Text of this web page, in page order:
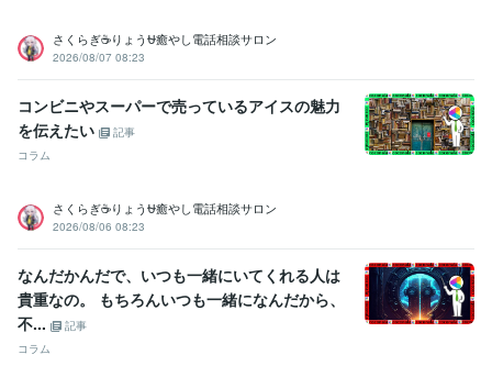
さくらぎ☕りょう⛎癒やし電話相談サロン
2026/08/07 08:23
コンビニやスーパーで売っているアイスの魅力
を伝えたい
記事
コラム
さくらぎ☕りょう⛎癒やし電話相談サロン
2026/08/06 08:23
なんだかんだで、いつも一緒にいてくれる人は
貴重なの。 もちろんいつも一緒になんだから、
不...
記事
コラム